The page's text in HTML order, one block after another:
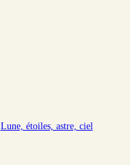
Lune, étoiles, astre, ciel